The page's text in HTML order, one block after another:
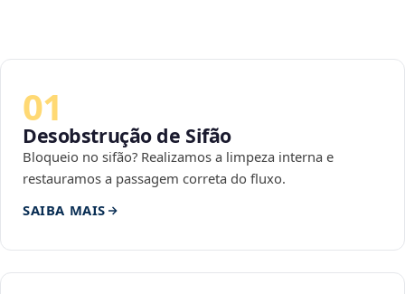
01
Desobstrução de Sifão
Bloqueio no sifão? Realizamos a limpeza interna e
restauramos a passagem correta do fluxo.
SAIBA MAIS